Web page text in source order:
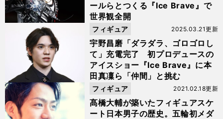
ールらとつくる『Ice Brave』で
世界観全開
宇野昌磨「ダラダラ、ゴロゴロし
て」充電完了 初プロデュースの
アイスショー『Ice Brave』に本
田真凜ら「仲間」と挑む
2025.03.21更新
フィギュア
髙橋大輔が築いたフィギュアスケ
ート日本男子の歴史。五輪初メダ
2021.02.18更新
フィギュア